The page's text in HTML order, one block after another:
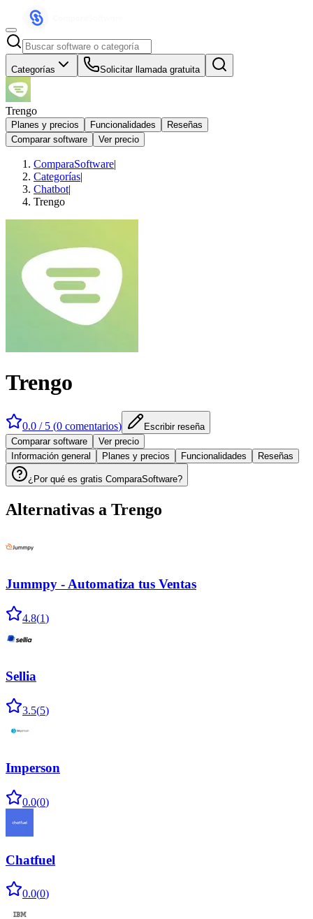
Categorías Solicitar llamada gratuita
Trengo
Planes y precios Funcionalidades
Reseñas
Comparar software
Ver precio
ComparaSoftware|
Categorías|
Chatbot|
Trengo
Trengo
0.0 / 5 (0 comentarios)
Escribir reseña
Comparar software
Ver precio
Información general
Planes y precios Funcionalidades Reseñas
¿Por qué es gratis ComparaSoftware?
Alternativas a Trengo
Jummpy - Automatiza tus Ventas
4.8(1)
Sellia
3.5(5)
Imperson
0.0(0)
Chatfuel
0.0(0)